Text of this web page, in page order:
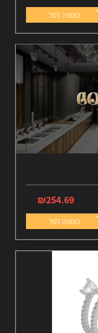
הוספה לסל
₪254.69
הוספה לסל